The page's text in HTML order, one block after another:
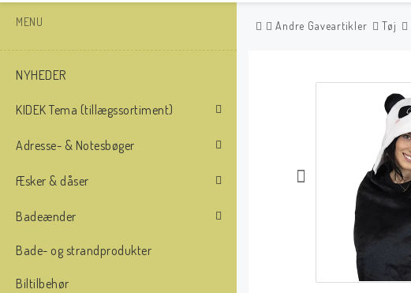
MENU
NYHEDER
KIDEK Tema (tillægssortiment)
Adresse- & Notesbøger
Æsker & dåser
Badeænder
Bade- og strandprodukter
Biltilbehør
Andre Gaveartikler Tøj